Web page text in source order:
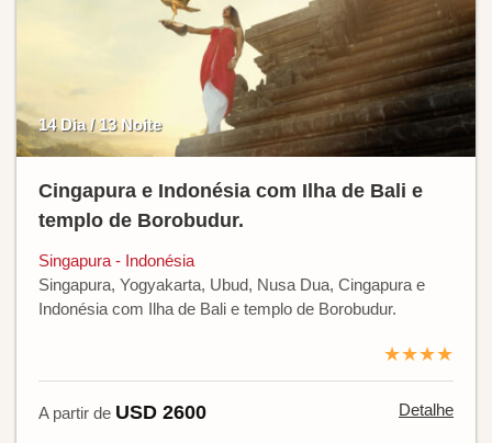
14 Dia / 13 Noite
Cingapura e Indonésia com Ilha de Bali e
templo de Borobudur.
Singapura - Indonésia
Singapura, Yogyakarta, Ubud, Nusa Dua, Cingapura e
Indonésia com Ilha de Bali e templo de Borobudur.
★★★★
A partir de USD 2600 Detalhe